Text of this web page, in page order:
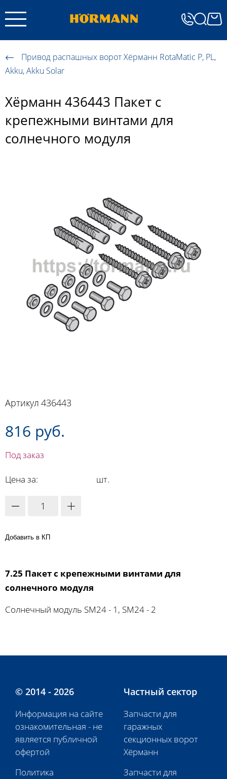
Привод распашных ворот Хёрманн RotaMatic P, PL,
Akku, Akku Solar
Хёрманн 436443 Пакет с
крепежными винтами для
солнечного модуля
Артикул 436443
816 руб.
Под заказ
Цена за: шт.
Добавить в КП
7.25 Пакет с крепежными винтами для
солнечного модуля
Солнечный модуль SM24 - 1, SM24 - 2
© 2014 - 2026
Информация на сайте
ознакомительная - не
является публичной
офертой
Политика
Частный сектор
Запчасти для
гаражных
секционных ворот
Хёрманн
Запчасти для